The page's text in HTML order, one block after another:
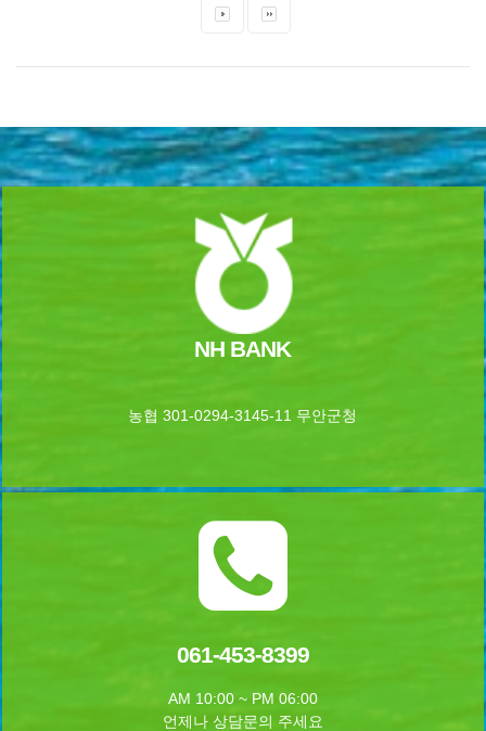
NH BANK
농협 301-0294-3145-11 무안군청
061-453-8399
AM 10:00 ~ PM 06:00
언제나 상담문의 주세요